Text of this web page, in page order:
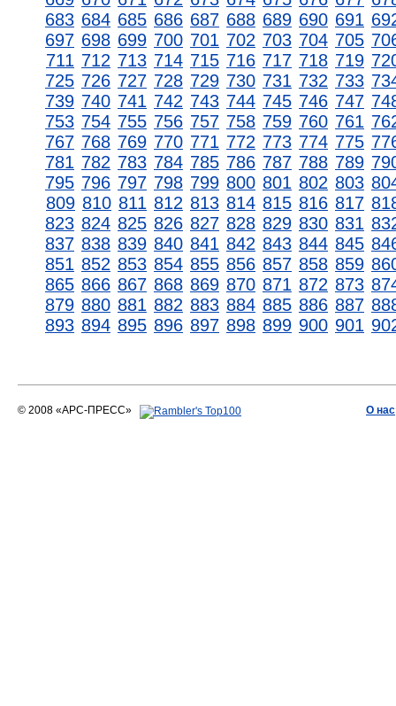
683 684 685 686 687 688 689 690 691
697 698 699 700 701 702 703 704 705
711 712 713 714 715 716 717 718 719
725 726 727 728 729 730 731 732 733
739 740 741 742 743 744 745 746 747
753 754 755 756 757 758 759 760 761
767 768 769 770 771 772 773 774 775
781 782 783 784 785 786 787 788 789
795 796 797 798 799 800 801 802 803
809 810 811 812 813 814 815 816 817
823 824 825 826 827 828 829 830 831
837 838 839 840 841 842 843 844 845
851 852 853 854 855 856 857 858 859
865 866 867 868 869 870 871 872 873
879 880 881 882 883 884 885 886 887
893 894 895 896 897 898 899 900 901
© 2008 «АРС-ПРЕСС» О нас